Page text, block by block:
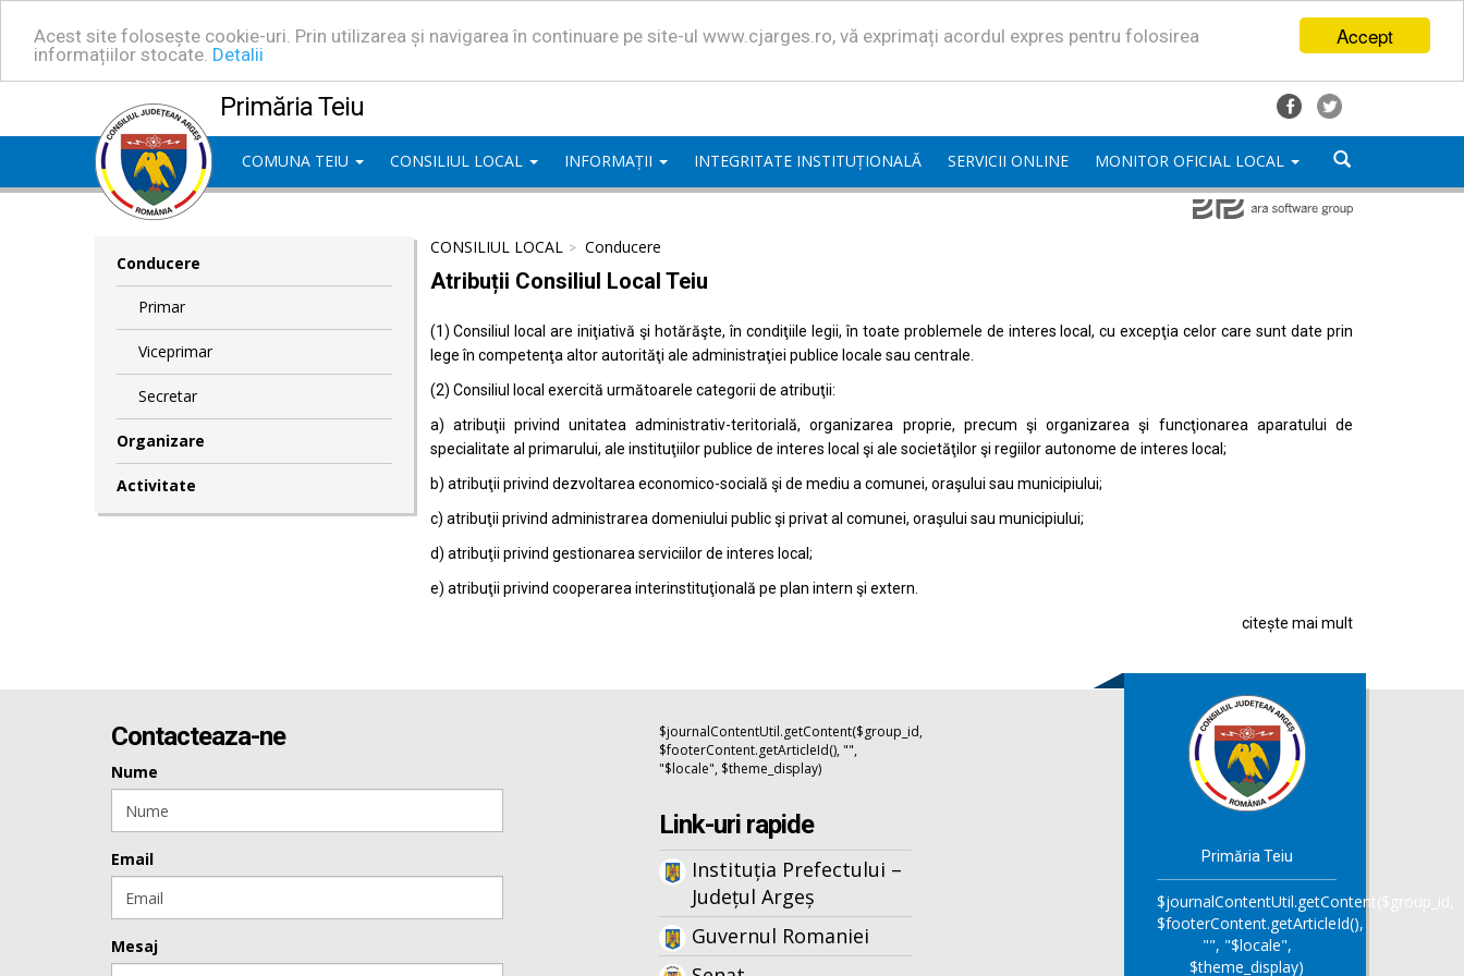
Accept
Acest site folosește cookie-uri. Prin utilizarea și navigarea în continuare pe site-ul www.cjarges.ro, vă exprimați acordul expres pentru folosirea
informațiilor stocate. Detalii
Primăria Teiu
COMUNA TEIU CONSILIUL LOCAL INFORMAȚII INTEGRITATE INSTITUȚIONALĂ SERVICII ONLINE MONITOR OFICIAL LOCAL
Conducere
Primar
Viceprimar
Secretar
Organizare
Activitate
CONSILIUL LOCAL Conducere
Atribuții Consiliul Local Teiu
(1) Consiliul local are iniţiativă şi hotărăşte, în condiţiile legii, în toate problemele de interes local, cu excepţia celor care sunt date prin
lege în competenţa altor autorităţi ale administraţiei publice locale sau centrale.
(2) Consiliul local exercită următoarele categorii de atribuţii:
a) atribuţii privind unitatea administrativ-teritorială, organizarea proprie, precum şi organizarea şi funcţionarea aparatului de
specialitate al primarului, ale instituţiilor publice de interes local şi ale societăţilor şi regiilor autonome de interes local;
b) atribuţii privind dezvoltarea economico-socială şi de mediu a comunei, oraşului sau municipiului;
c) atribuţii privind administrarea domeniului public şi privat al comunei, oraşului sau municipiului;
d) atribuţii privind gestionarea serviciilor de interes local;
e) atribuţii privind cooperarea interinstituţională pe plan intern şi extern.
citește mai mult
Contacteaza-ne
Nume
Email
Mesaj
$journalContentUtil.getContent($group_id,
$footerContent.getArticleId(), "",
"$locale", $theme_display)
Link-uri rapide
Instituția Prefectului –
Județul Argeș
Guvernul Romaniei
Primăria Teiu
$journalContentUtil.getContent($group_id,
$footerContent.getArticleId(),
"", "$locale",
$theme_display)